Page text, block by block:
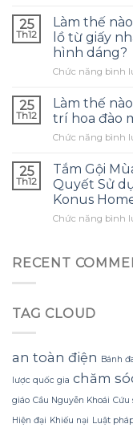
25
Th12
Làm thế
lồ từ giấy
hình dáng?
Chức năng bình
25
Th12
Làm thế
trí hoa đào
Chức năng bình
25
Th12
Tắm Gội
Quyết Sử
Konus
Chức năng bình
RECENT
TAG CLOUD
an toàn điện Bánh
lược quốc gia chăm
giáo Cầu Nguyễn Khoái Cứu
Hiện đại Khiếu nại Luật